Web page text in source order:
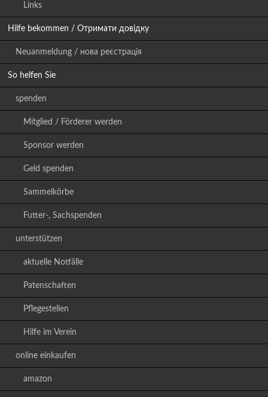
Links
Hilfe bekommen / Отримати довідку
Neuanmeldung / нова реєстрація
So helfen Sie
spenden
Mitglied / Förderer werden
Sponsor werden
Geld spenden
Sammelkörbe
Futter-, Sachspenden
unterstützen
aktuelle Notfälle
Patenschaften
Pflegestellen
Hilfe im Verein
online einkaufen
amazon